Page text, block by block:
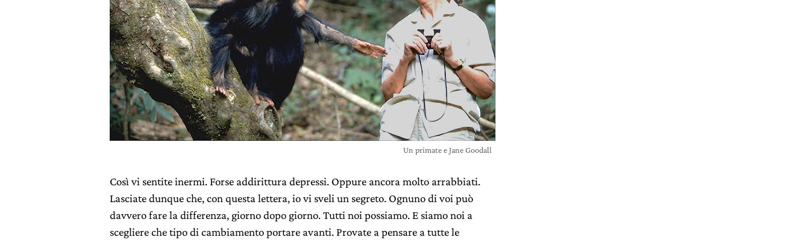
Un primate e Jane Goodall
Così vi sentite inermi. Forse addirittura depressi. Oppure ancora molto arrabbiati.
Lasciate dunque che, con questa lettera, io vi sveli un segreto. Ognuno di voi può
davvero fare la differenza, giorno dopo giorno. Tutti noi possiamo. E siamo noi a
scegliere che tipo di cambiamento portare avanti. Provate a pensare a tutte le